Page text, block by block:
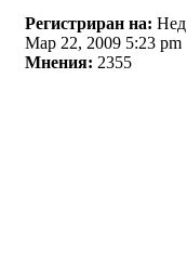
Регистриран на: Нед
Мар 22, 2009 5:23 pm
Мнения: 2355